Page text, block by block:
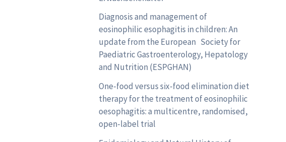
Diagnosis and management of
eosinophilic esophagitis in children: An
update from the European Society for
Paediatric Gastroenterology, Hepatology
and Nutrition (ESPGHAN)
One-food versus six-food elimination diet
therapy for the treatment of eosinophilic
oesophagitis: a multicentre, randomised,
open-label trial